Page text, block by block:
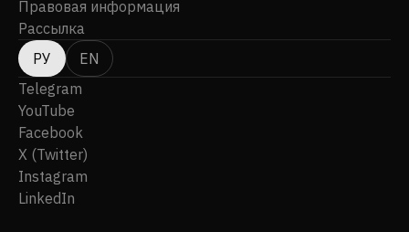
Правовая информация
Рассылка
РУ
EN
Telegram
YouTube
Facebook
X (Twitter)
Instagram
LinkedIn